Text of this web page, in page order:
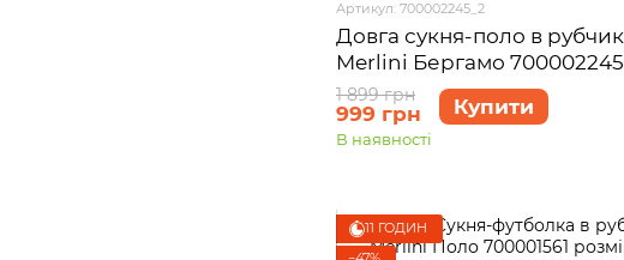
Артикул: 700002245_2
Довга сукня-поло в
Merlini Бергамо
L-XL
1 899 грн
999 грн Купити
В наявності
11 ГОДИН